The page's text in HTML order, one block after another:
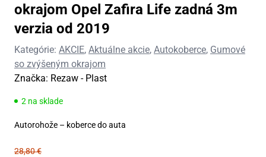
okrajom Opel Zafira Life zadná 3m
verzia od 2019
Kategórie: AKCIE, Aktuálne akcie, Autokoberce, Gumové
so zvýšeným okrajom
Značka: Rezaw - Plast
2 na sklade
Autorohože – koberce do auta
28,80€